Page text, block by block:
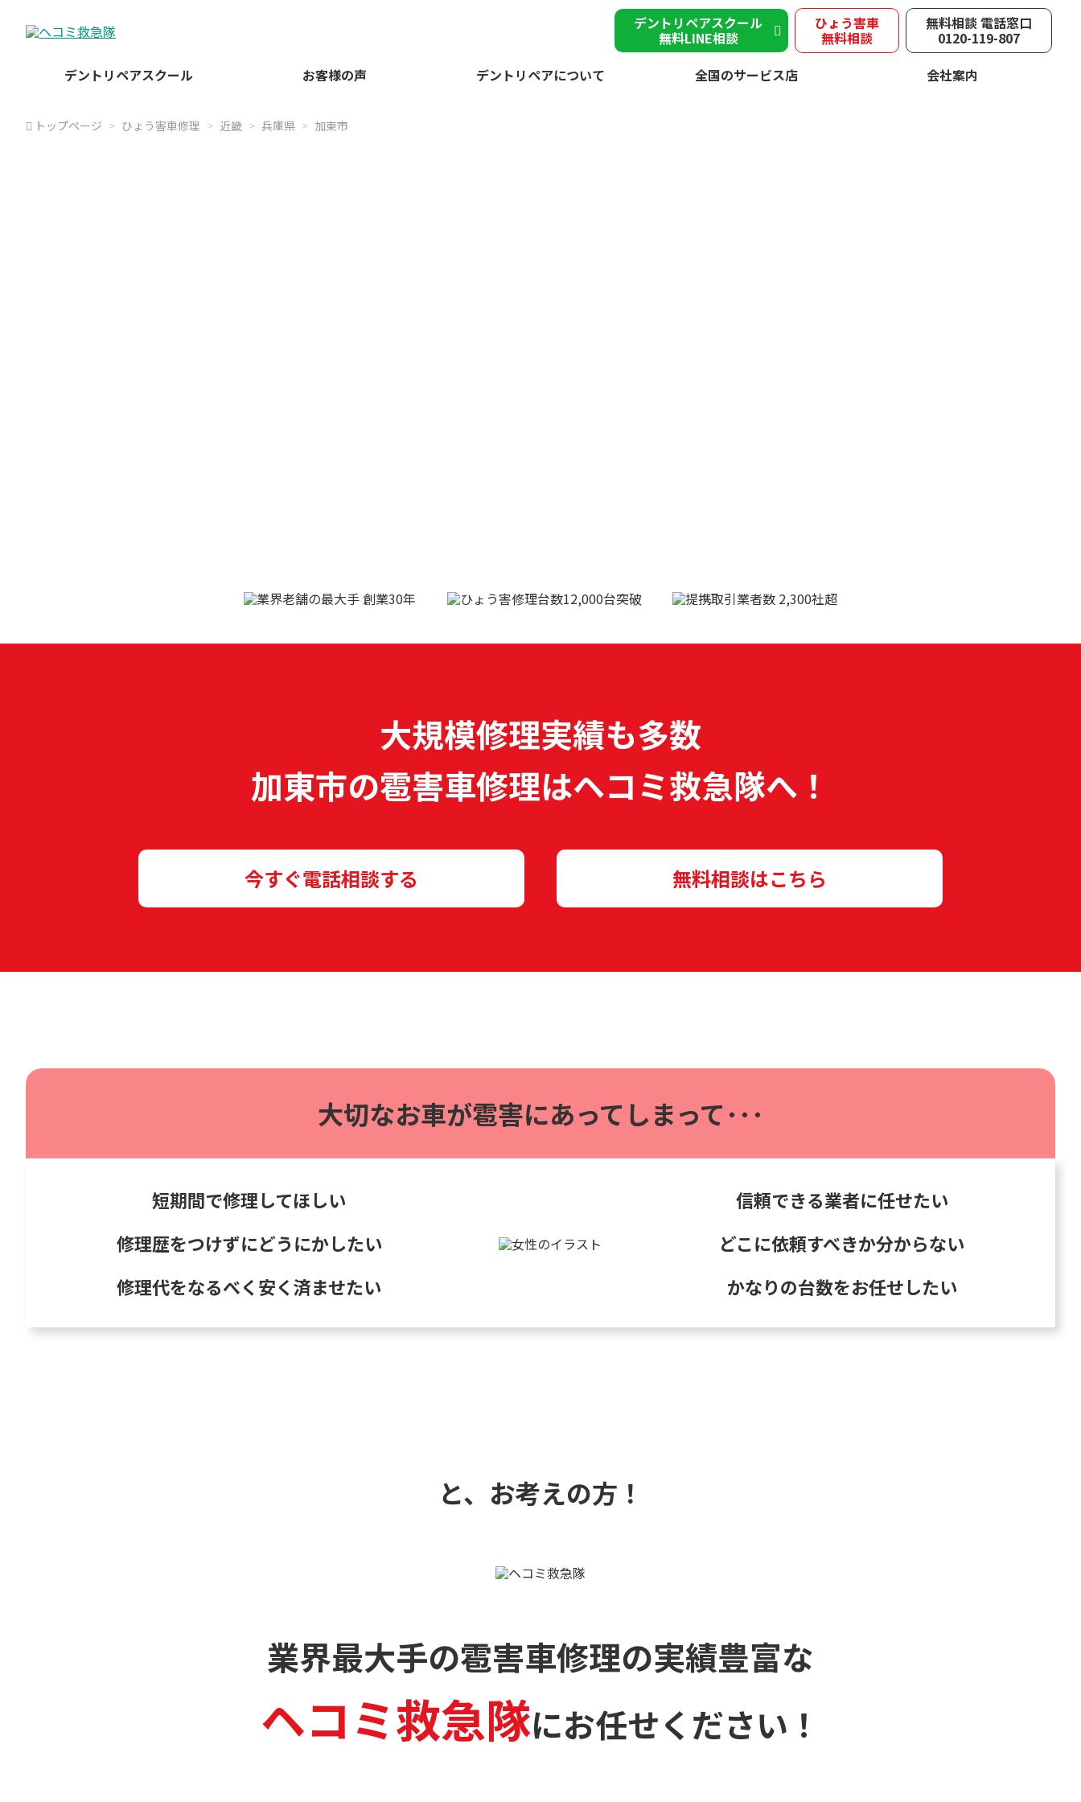
デントリペアスクール
無料LINE相談
ひょう害車
無料相談
無料相談 電話窓口
0120-119-807
デントリペアスクール
お客様の声 デントリペアについて 全国のサービス店 会社案内
トップページ ひょう害車修理 近畿 兵庫県 加東市
大規模修理実績も多数
加東市の雹害車修理はヘコミ救急隊へ！
今すぐ電話相談する 無料相談はこちら
大切なお車が雹害にあってしまって･･･
短期間で修理してほしい
修理歴をつけずにどうにかしたい
修理代をなるべく安く済ませたい
信頼できる業者に任せたい
どこに依頼すべきか分からない
かなりの台数をお任せしたい
と、お考えの方！
業界最大手の雹害車修理の実績豊富な
ヘコミ救急隊にお任せください！